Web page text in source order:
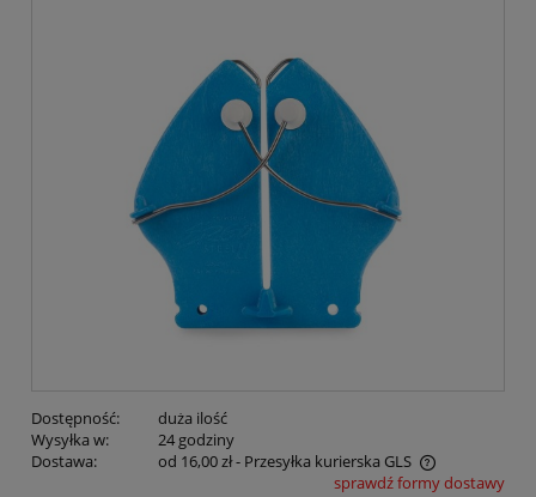
Dostępność:
duża ilość
Wysyłka w:
24 godziny
Dostawa:
od 16,00 zł- Przesyłka kurierska GLS
Cena nie zawiera ewentualnych kosztów płatnościsprawdź formy dostawy